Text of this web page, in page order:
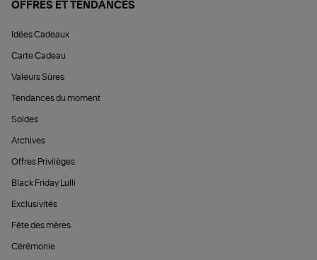
OFFRES ET TENDANCES
Idées Cadeaux
Carte Cadeau
Valeurs Sûres
Tendances du moment
Soldes
Archives
Offres Privilèges
Black Friday Lulli
Exclusivités
Fête des mères
Cérémonie